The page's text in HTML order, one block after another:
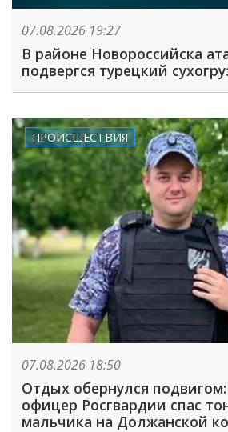
07.08.2026 19:27
В районе Новороссийска
подвергся турецкий
ПРОИСШЕСТВИЯ
07.08.2026 18:50
Отдых обернулся
офицер Росгвардии спас
мальчика на Должанской